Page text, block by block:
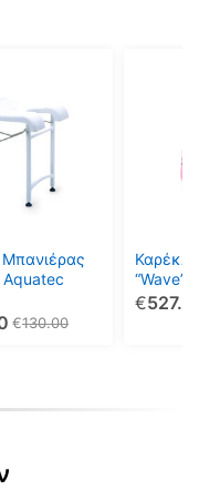
130.00
€
“Wave”
€
να